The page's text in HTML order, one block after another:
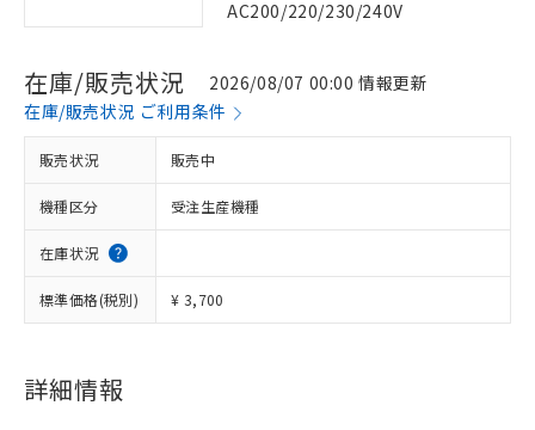
AC200/220/230/240V
在庫/販売状況
2026/08/07 00:00 情報更新
在庫/販売状況 ご利用条件
販売状況 販売中
機種区分 受注生産機種
在庫状況
標準価格(税別) ¥ 3,700
詳細情報